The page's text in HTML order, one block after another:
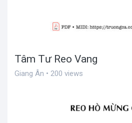
Tâm Tư Reo Vang
Giang Ân • 200 views